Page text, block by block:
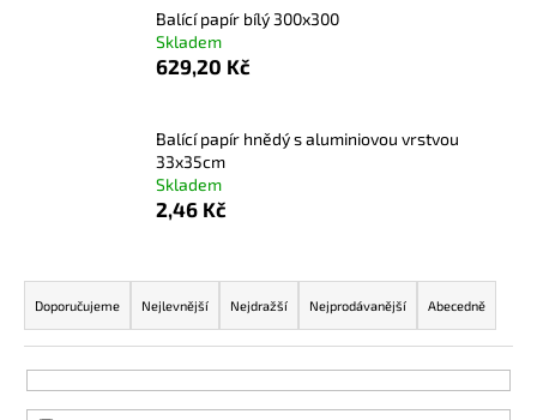
Balící papír bílý 300x300
Skladem
629,20 Kč
Balící papír hnědý s aluminiovou vrstvou
33x35cm
Skladem
2,46 Kč
Ř
a
z
e
n
Doporučujeme Nejlevnější Nejdražší Nejprodávanější Abecedně
HLEDAT
o
p
o
r
u